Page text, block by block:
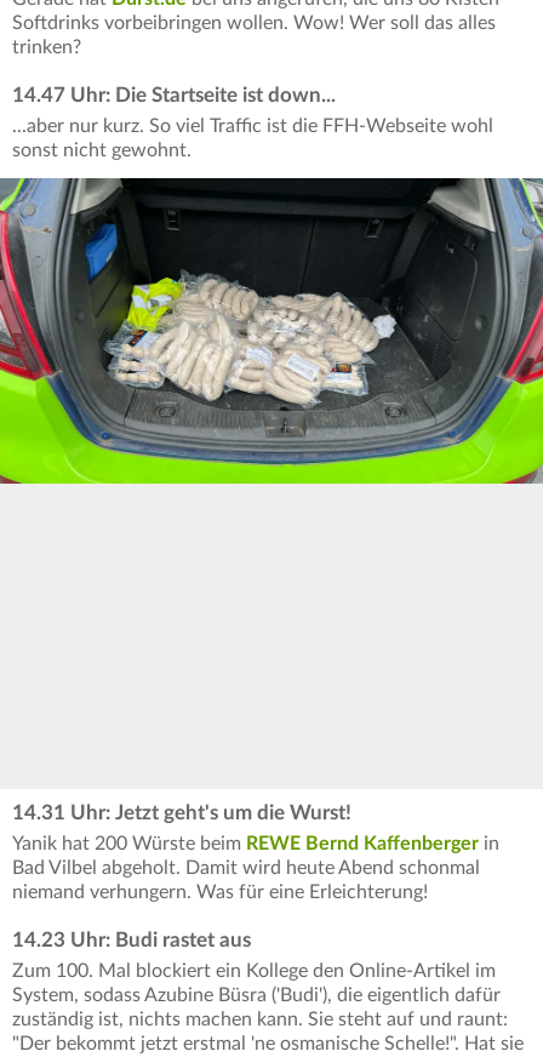
Softdrinks vorbeibringen wollen. Wow! Wer soll das alles
trinken?
14.47 Uhr: Die Startseite ist down...
...aber nur kurz. So viel Traffic ist die FFH-Webseite wohl
sonst nicht gewohnt.
14.31 Uhr: Jetzt geht's um die Wurst!
Yanik hat 200 Würste beim REWE Bernd Kaffenberger in
Bad Vilbel abgeholt. Damit wird heute Abend schonmal
niemand verhungern. Was für eine Erleichterung!
14.23 Uhr: Budi rastet aus
Zum 100. Mal blockiert ein Kollege den Online-Artikel im
System, sodass Azubine Büsra ('Budi'), die eigentlich dafür
zuständig ist, nichts machen kann. Sie steht auf und raunt:
"Der bekommt jetzt erstmal 'ne osmanische Schelle!". Hat sie